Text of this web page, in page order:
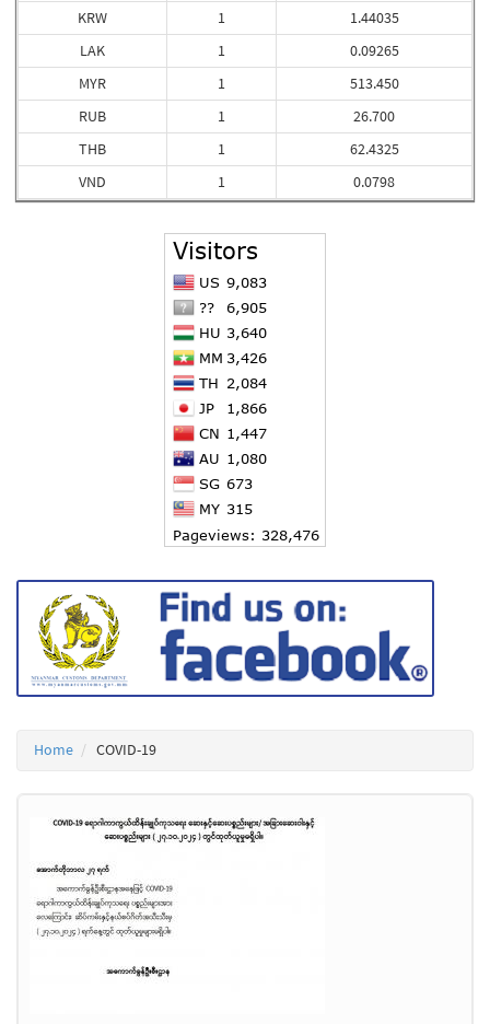
KRW
LAK
MYR
RUB
THB
VND
1
1
1
1
1
1
1.44035
0.09265
513.450
26.700
62.4325
0.0798
Home COVID-19